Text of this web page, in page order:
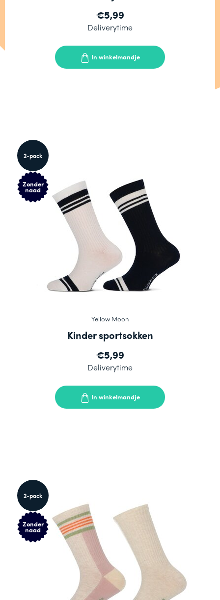
€5,99
Deliverytime
In winkelmandje
2-pack
Zonder
naad
Yellow Moon
Kinder sportsokken
€5,99
Deliverytime
In winkelmandje
2-pack
Zonder
naad